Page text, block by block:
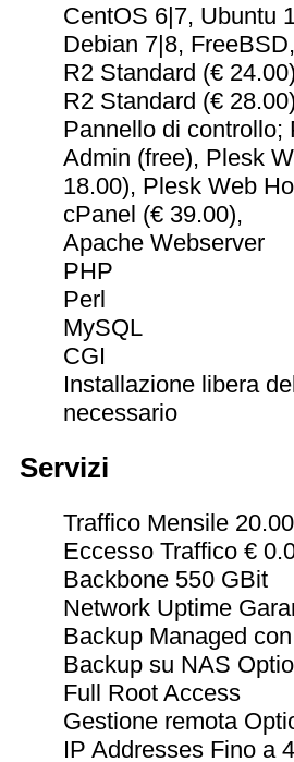
CentOS 6|7, Ubuntu
Debian 7|8,
R2 Standard (€
R2 Standard (€
Pannello di controllo;
Admin (free), Plesk
18.00), Plesk Web
cPanel (€ 39.00),
Apache Webserver
PHP
Perl
MySQL
CGI
Installazione libera
necessario
Servizi
Traffico Mensile
Eccesso Traffico €
Backbone 550 GBit
Network Uptime
Backup Managed
Backup su NAS
Full Root Access
Gestione remota
IP Addresses Fino a